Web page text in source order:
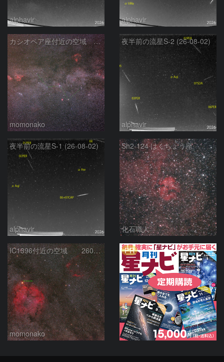
alphavir alphavir
カシオペア座付近の空域 260720
momonako
夜半前の流星S-2 (26-08-02)
alphavir
夜半前の流星S-1 (26-08-02)
alphavir
Sh2-124 はくちょう座
化石職人
IC1396付近の空域 260720
momonako
PR